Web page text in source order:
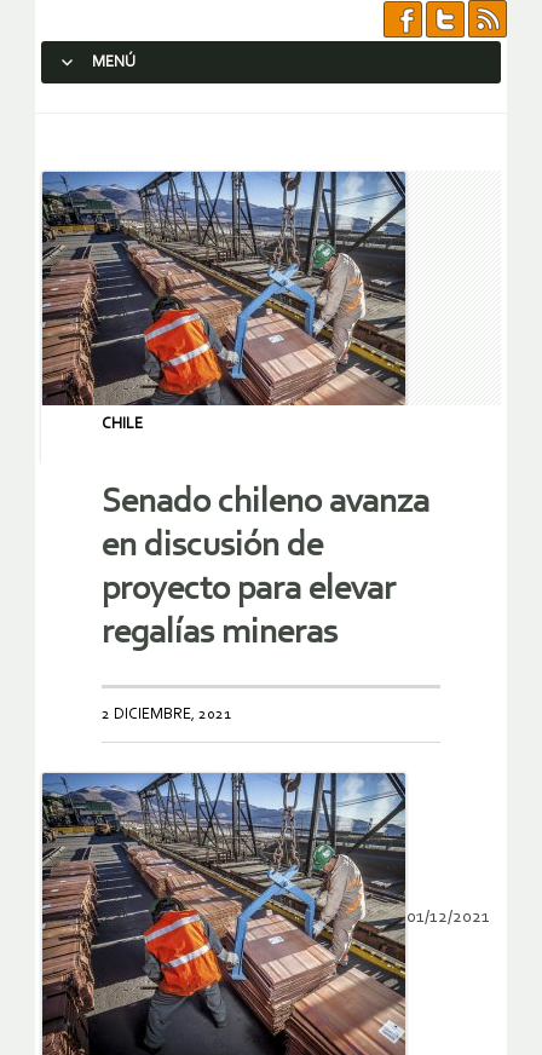
MENÚ
CHILE
Senado chileno avanza
en discusión de
proyecto para elevar
regalías mineras
2 DICIEMBRE, 2021
01/12/2021